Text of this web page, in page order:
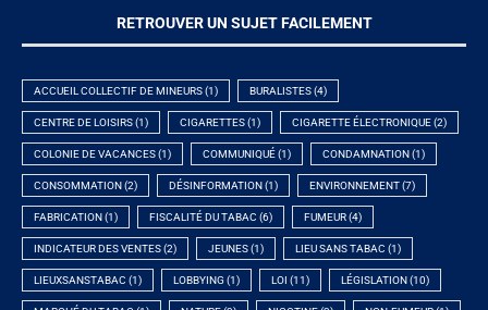
RETROUVER UN SUJET FACILEMENT
ACCUEIL COLLECTIF DE MINEURS(1) BURALISTES(4)
CENTRE DE LOISIRS(1) CIGARETTES(1) CIGARETTE ÉLECTRONIQUE(2)
COLONIE DE VACANCES(1) COMMUNIQUÉ(1) CONDAMNATION(1)
CONSOMMATION(2) DÉSINFORMATION(1) ENVIRONNEMENT(7)
FABRICATION(1) FISCALITÉ DU TABAC (6) FUMEUR(4)
INDICATEUR DES VENTES(2) JEUNES(1) LIEU SANS TABAC (1)
LIEUXSANSTABAC (1) LOBBYING (1) LOI (11) LÉGISLATION(10)